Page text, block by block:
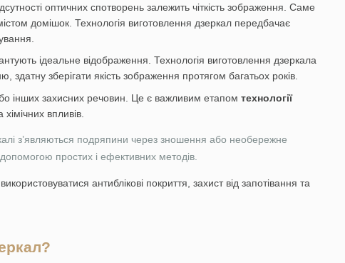
оптичних спотворень залежить чіткість зображення. Саме
домішок. Технологія виготовлення дзеркал передбачає
ідеальне відображення. Технологія виготовлення дзеркала
зберігати якість зображення протягом багатьох років.
інших захисних речовин. Це є важливим етапом технології
впливів.
з’являються подряпини через зношення або необережне
простих і ефективних методів.
антиблікові покриття, захист від запотівання та